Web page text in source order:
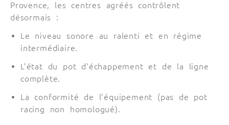
Provence, les centres agréés contrôlent
désormais :
Le niveau sonore au ralenti et en régime
intermédiaire.
L’état du pot d’échappement et de la ligne
complète.
La conformité de l’équipement (pas de pot
racing non homologué).